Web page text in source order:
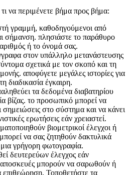
να περιμένετε βήμα προς βήμα:
γραμμή, καθοδηγούμενοι από
σήμανση. πλησιάστε το παράθυρο
ή το όνομά σας.
στον υπάλληλο μετανάστευσης
σχετικά με τον σκοπό και τη
αποφύγετε μεγάλες ιστορίες για
διαδικασία έγκαιρη.
τα δεδομένα διαβατηρίου
βίζας. το προσωπικό μπορεί να
σημειώσεις στο σύστημα και να κάνει
ερωτήσεις εάν χρειαστεί.
βιομετρικοί έλεγχοι ή
να σας ζητηθούν δακτυλικά
γρήγορη φωτογραφία.
δευτερεύων έλεγχος εάν
αποσκευές μπορούν να σαρωθούν ή
επιθεώρηση. Τοποθετήστε τα